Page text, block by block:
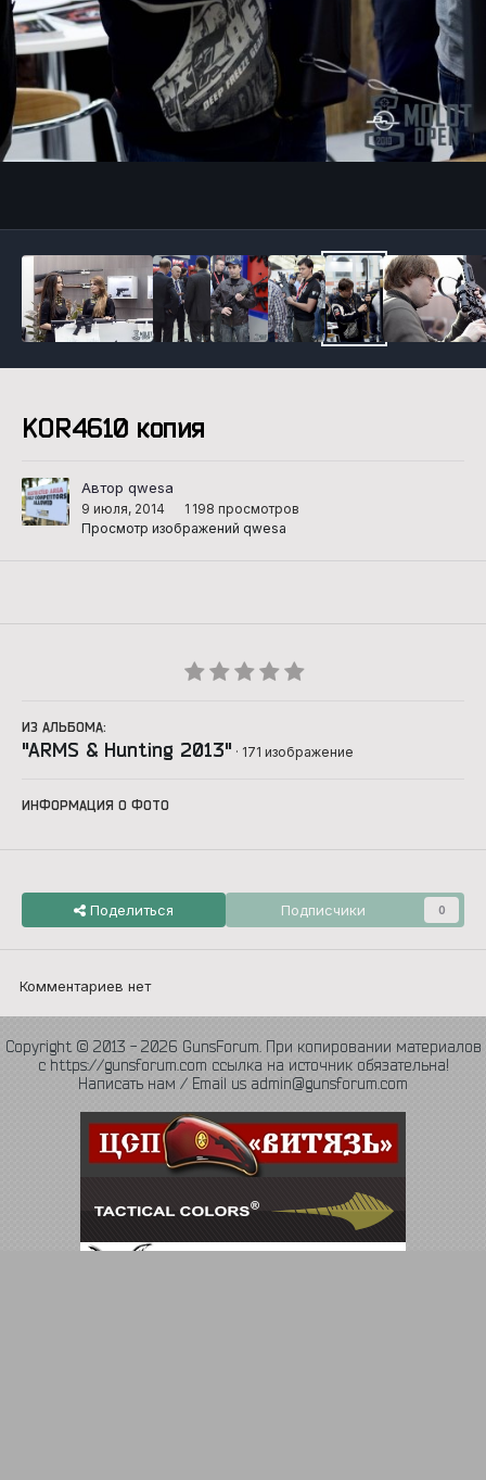
KOR4610 копия
Автор qwesa
9 июля, 2014
1 198 просмотров
Просмотр изображений qwesa
ИЗ АЛЬБОМА:
"ARMS & Hunting 2013" · 171 изображение
ИНФОРМАЦИЯ О ФОТО
Поделиться Подписчики 0
Комментариев нет
Copyright © 2013 - 2026 GunsForum. При копировании материалов
с https://gunsforum.com ссылка на источник обязательна!
Написать нам / Email us admin@gunsforum.com